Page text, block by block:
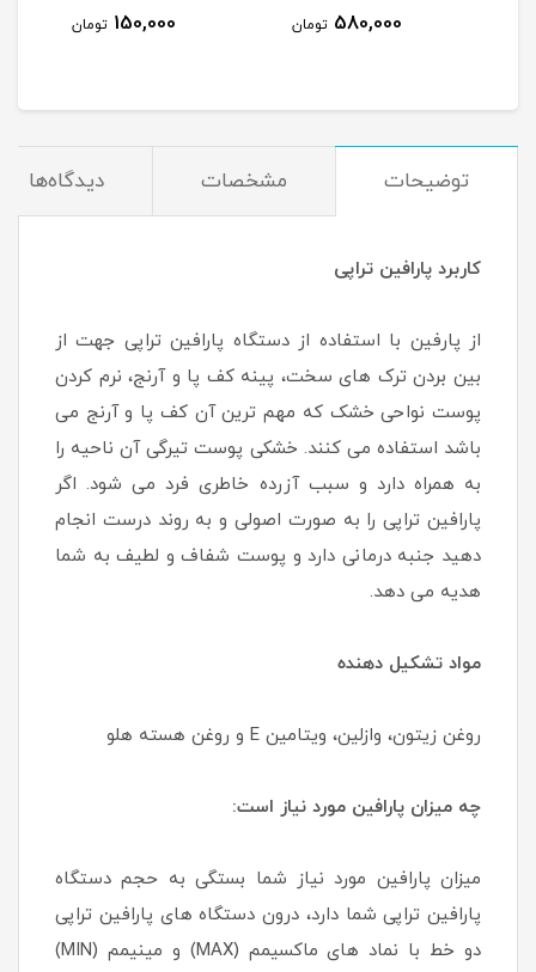
580,000 تومان 150,000 تومان
توضیحات مشخصات دیدگاه‌ها
کاربرد پارافین تراپی
از پارفین با استفاده از دستگاه پارافین تراپی جهت از
بین بردن ترک های سخت، پینه کف پا و آرنج، نرم کردن
پوست نواحی خشک که مهم ترین آن کف پا و آرنج می
باشد استفاده می کنند. خشکی پوست تیرگی آن ناحیه را
به همراه دارد و سبب آزرده خاطری فرد می شود. اگر
پارافین تراپی را به صورت اصولی و به روند درست انجام
دهید جنبه درمانی دارد و پوست شفاف و لطیف به شما
هدیه می دهد.
مواد تشکیل دهنده
روغن زیتون، وازلین، ویتامین E و روغن هسته هلو
چه میزان پارافین مورد نیاز است:
میزان پارافین مورد نیاز شما بستگی به حجم دستگاه
پارافین تراپی شما دارد، درون دستگاه های پارافین تراپی
دو خط با نماد های ماکسیمم (MAX) و مینیمم (MIN)